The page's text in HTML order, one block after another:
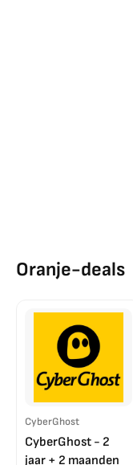
Oranje-deals
CyberGhost
CyberGhost - 2
jaar + 2 maanden